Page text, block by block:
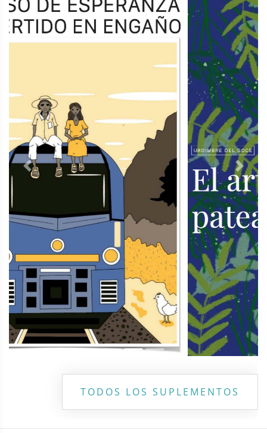
Previous Next
TODOS LOS SUPLEMENTOS